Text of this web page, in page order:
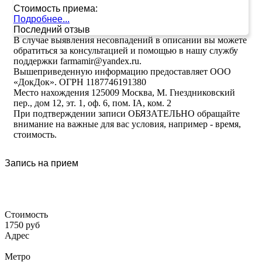
Стоимость приема:
Подробнее...
Последний отзыв
В случае выявления несовпадений в описании вы можете
обратиться за консультацией и помощью в нашу службу
поддержки farmamir@yandex.ru.
Вышеприведенную информацию предоставляет ООО
«ДокДок». ОГРН 1187746191380
Место нахождения 125009 Москва, М. Гнездниковский
пер., дом 12, эт. 1, оф. 6, пом. IA, ком. 2
При подтверждении записи ОБЯЗАТЕЛЬНО обращайте
внимание на важные для вас условия, например - время,
стоимость.
Запись на прием
Стоимость
1750 руб
Адрес
Метро